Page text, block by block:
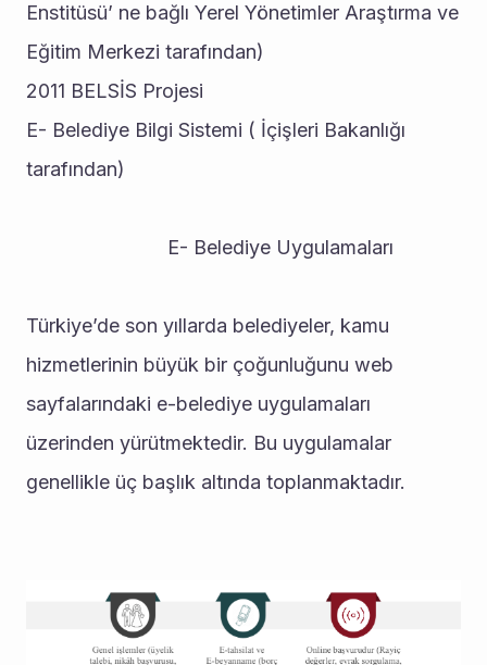
Enstitüsü’ ne bağlı Yerel Yönetimler Araştırma ve
Eğitim Merkezi tarafından)
2011 BELSİS Projesi
E- Belediye Bilgi Sistemi ( İçişleri Bakanlığı
tarafından)
                          E- Belediye Uygulamaları
Türkiye’de son yıllarda belediyeler, kamu
hizmetlerinin büyük bir çoğunluğunu web
sayfalarındaki e-belediye uygulamaları
üzerinden yürütmektedir. Bu uygulamalar
genellikle üç başlık altında toplanmaktadır.